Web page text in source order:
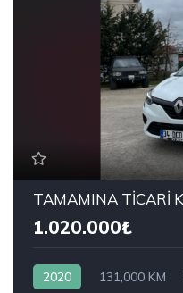
1.020.000₺
2020 131,000 KM